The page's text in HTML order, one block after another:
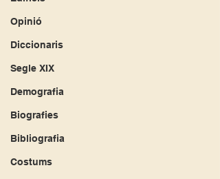
Opinió
Diccionaris
Segle XIX
Demografia
Biografies
Bibliografia
Costums